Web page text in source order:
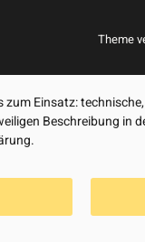
Theme
Einsatz:
Beschreibung